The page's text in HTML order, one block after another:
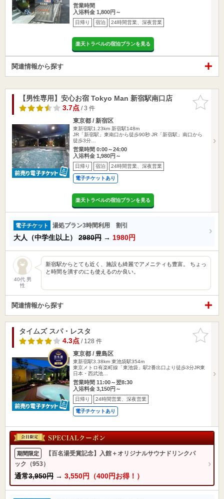
営業時間
入浴料金 1,800円～
日帰り 宿泊 24時間営業、深夜営業
楽天トラベルの宿泊プランを見る
関連情報から探す
お気に入
りに追加
【男性専用】安心お宿 Tokyo Man 新宿駅南口店
3.7点/ 3 件
東京都 / 新宿区
東新宿駅1.23km 新宿駅148m
JR「新宿駅」東南口から徒歩90秒 JR「新宿駅」南口から
徒歩3分…
営業時間 0:00～24:00
入浴料金 1,980円～
日帰り 宿泊 24時間営業、深夜営業
電子チケットあり
楽天トラベルの宿泊プランを見る
電子チケット 湯処プラン3時間利用 割引
大人（中学生以上） 2980円 → 1980円
40代 男
性
新宿駅からとても近く、施設も綺麗でアメニティも豊富。 ちょっ
と時間を潰すのにも使えるのか良い。
関連情報から探す
お気に入
りに追加
タイムズ スパ・レスタ
4.3点/ 128 件
東京都 / 豊島区
東新宿駅3.38km 東池袋駅354m
東京メトロ有楽町線「東池袋」駅2番出口より徒歩3分JR東
日本・西武池…
営業時間 11:00～翌8:30
入浴料金 3,150円～
日帰り 24時間営業、深夜営業
電子チケットあり
期間限定
【百名湯受賞記念】入館＋オリジナルサウナドリンクパ
ック（953）
通常3,950円 → 3,550円（400円お得！）